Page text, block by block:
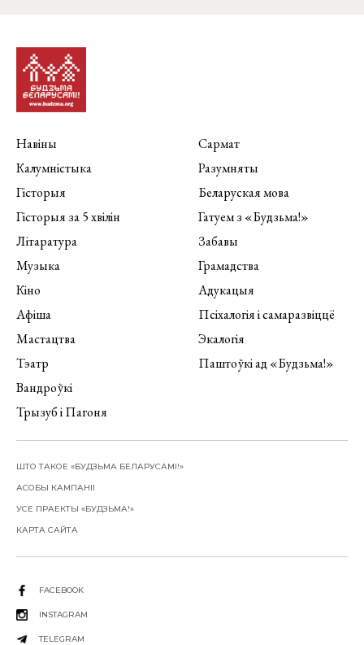
Навіны
Калумністыка
Гісторыя
Гісторыя за 5 хвілін
Літаратура
Музыка
Кіно
Афіша
Мастацтва
Тэатр
Вандроўкі
Трызуб і Пагоня
Сармат
Разумняты
Беларуская мова
Гатуем з «Будзьма!»
Забавы
Грамадства
Адукацыя
Псіхалогія і самаразвіццё
Экалогія
Паштоўкі ад «Будзьма!»
ШТО ТАКОЕ «БУДЗЬМА БЕЛАРУСАМІ!»
АСОБЫ КАМПАНІІ
УСЕ ПРАЕКТЫ «БУДЗЬМА!»
КАРТА САЙТА
FACEBOOK
INSTAGRAM
TELEGRAM